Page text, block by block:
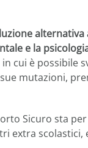
alternativa
e la
cui è possibile
mutazioni,
Sicuro sta
extra scolastici,